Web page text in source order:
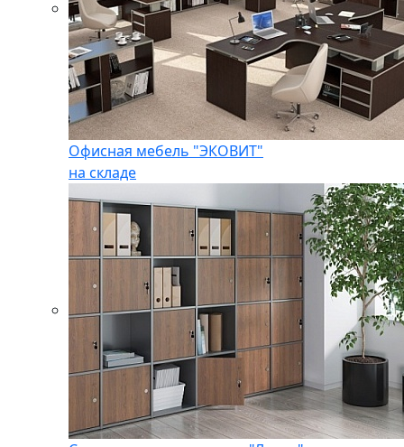
Офисная мебель "ЭКОВИТ"
на складе